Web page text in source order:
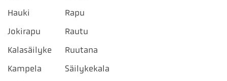
Hauki
Jokirapu
Kalasäilyke
Kampela
Rapu
Rautu
Ruutana
Säilykekala